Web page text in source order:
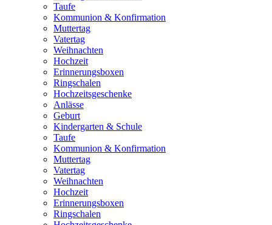
Taufe
Kommunion & Konfirmation
Muttertag
Vatertag
Weihnachten
Hochzeit
Erinnerungsboxen
Ringschalen
Hochzeitsgeschenke
Anlässe
Geburt
Kindergarten & Schule
Taufe
Kommunion & Konfirmation
Muttertag
Vatertag
Weihnachten
Hochzeit
Erinnerungsboxen
Ringschalen